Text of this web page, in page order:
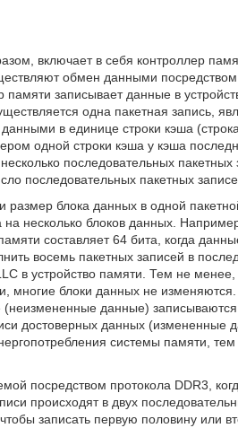
включает в себя контроллер
обмен данными
записывает данные в
одна пакетная запись,
в единице строки кэша
одной строки кэша у кэша
последовательных
последовательных пакетных
блока данных в одной
на несколько блоков данных.
составляет 64 бита, когда
восемь пакетных записей в
в устройство памяти. Тем не
многие блоки данных не
данные)
достоверных данных
системы памяти,
посредством протокола DDR3,
происходят в двух
записать первую половину или